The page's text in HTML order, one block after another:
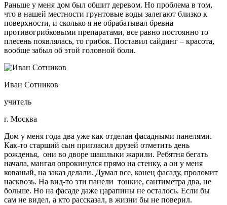
Раньше у меня дом был обшит деревом. Но проблема в том,
что в нашей местности грунтовые воды залегают близко к
поверхности, и сколько я не обрабатывал бревна
противогрибковыми препаратами, все равно постоянно то
плесень появлялась, то грибок. Поставил сайдинг – красота,
вообще забыл об этой головной боли.
Иван Сотников
учитель
г. Москва
Дом у меня года два уже как отделан фасадными панелями.
Как-то старший сын пригласил друзей отметить день
рожденья, они во дворе шашлыки жарили. Ребятня бегать
начала, мангал опрокинулся прямо на стенку, а он у меня
кованый, на заказ делали. Думал все, конец фасаду, проломит
насквозь. На вид-то эти панели тонкие, сантиметра два, не
больше. Но на фасаде даже царапины не осталось. Если бы
сам не видел, а кто рассказал, в жизни бы не поверил.